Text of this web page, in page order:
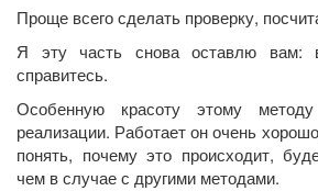
Проще всего сделать проверку,
Я эту часть снова оставлю вам:
справитесь.
Особенную красоту этому
реализации. Работает он очень
понять, почему это происходит,
чем в случае с другими методами.